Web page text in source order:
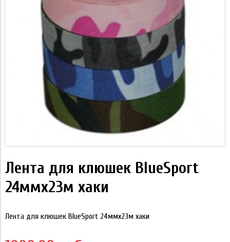
Лента для клюшек BlueSport
24ммx23м хаки
Лента для клюшек BlueSport 24ммx23м хаки